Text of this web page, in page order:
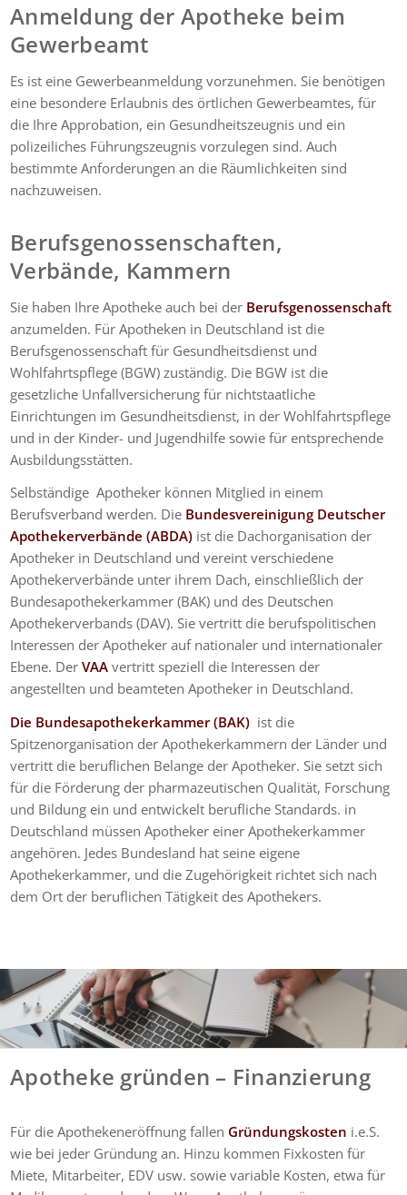
Anmeldung der Apotheke beim
Gewerbeamt
Es ist eine Gewerbeanmeldung vorzunehmen.Sie benötigen
eine besondere Erlaubnis des örtlichen Gewerbeamtes, für
die Ihre Approbation, ein Gesundheitszeugnis und ein
polizeiliches Führungszeugnis vorzulegen sind. Auch
bestimmte Anforderungen an die Räumlichkeiten sind
nachzuweisen.
Berufsgenossenschaften,
Verbände, Kammern
Sie haben Ihre Apotheke auch bei der Berufsgenossenschaft
anzumelden. Für Apotheken in Deutschland ist die
Berufsgenossenschaft für Gesundheitsdienst und
Wohlfahrtspflege (BGW) zuständig. Die BGW ist die
gesetzliche Unfallversicherung für nichtstaatliche
Einrichtungen im Gesundheitsdienst, in der Wohlfahrtspflege
und in der Kinder- und Jugendhilfe sowie für entsprechende
Ausbildungsstätten.
Selbständige Apotheker können Mitglied in einem
Berufsverband werden. Die Bundesvereinigung Deutscher
Apothekerverbände (ABDA) ist die Dachorganisation der
Apotheker in Deutschland und vereint verschiedene
Apothekerverbände unter ihrem Dach, einschließlich der
Bundesapothekerkammer (BAK) und des Deutschen
Apothekerverbands (DAV). Sie vertritt die berufspolitischen
Interessen der Apotheker auf nationaler und internationaler
Ebene. DerVAA vertritt speziell die Interessen der
angestellten und beamteten Apotheker in Deutschland.
Die Bundesapothekerkammer (BAK) ist die
Spitzenorganisation der Apothekerkammern der Länder und
vertritt die beruflichen Belange der Apotheker. Sie setzt sich
für die Förderung der pharmazeutischen Qualität, Forschung
und Bildung ein und entwickelt berufliche Standards. in
Deutschland müssen Apotheker einer Apothekerkammer
angehören. Jedes Bundesland hat seine eigene
Apothekerkammer, und die Zugehörigkeit richtet sich nach
dem Ort der beruflichen Tätigkeit des Apothekers.
Apotheke gründen – Finanzierung
Für die Apothekeneröffnung fallen Gründungskosten i.e.S.
wie bei jeder Gründung an. Hinzu kommen Fixkosten für
Miete, Mitarbeiter, EDV usw. sowie variable Kosten, etwa für